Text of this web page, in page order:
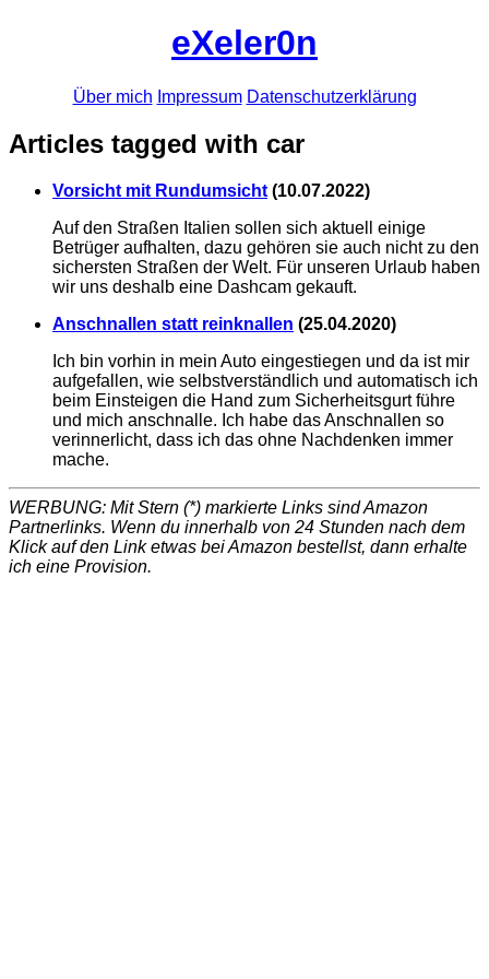
eXeler0n
Über mich Impressum Datenschutzerklärung
Articles tagged with car
Vorsicht mit Rundumsicht (10.07.2022)
Auf den Straßen Italien sollen sich aktuell einige
Betrüger aufhalten, dazu gehören sie auch nicht zu den
sichersten Straßen der Welt. Für unseren Urlaub haben
wir uns deshalb eine Dashcam gekauft.
Anschnallen statt reinknallen (25.04.2020)
Ich bin vorhin in mein Auto eingestiegen und da ist mir
aufgefallen, wie selbstverständlich und automatisch ich
beim Einsteigen die Hand zum Sicherheitsgurt führe
und mich anschnalle. Ich habe das Anschnallen so
verinnerlicht, dass ich das ohne Nachdenken immer
mache.
WERBUNG: Mit Stern (*) markierte Links sind Amazon
Partnerlinks. Wenn du innerhalb von 24 Stunden nach dem
Klick auf den Link etwas bei Amazon bestellst, dann erhalte
ich eine Provision.